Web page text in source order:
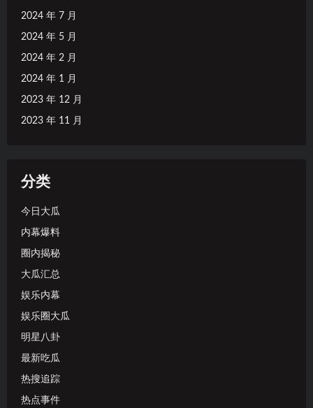
2024 年 7 月
2024 年 5 月
2024 年 2 月
2024 年 1 月
2023 年 12 月
2023 年 11 月
分类
今日大瓜
内幕爆料
圈内揭秘
大瓜汇总
娱乐内幕
娱乐圈大瓜
明星八卦
最新吃瓜
热搜追踪
热点事件